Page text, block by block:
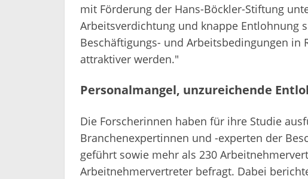
mit Förderung der Hans-Böckler-Stiftung
Arbeitsverdichtung und knappe Entlohnung
Beschäftigungs- und Arbeitsbedingungen
attraktiver werden."
Personalmangel, unzureichende
Die Forscherinnen haben für ihre Studie
Branchenexpertinnen und -experten der
geführt sowie mehr als 230
Arbeitnehmervertreter befragt. Dabei